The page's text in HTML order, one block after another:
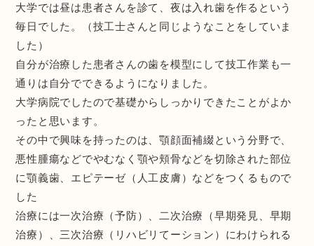
大学では昼は患者さんを診て、夜は入れ歯を作るという
毎日でした。（技工士さんと同じようなことをしていま
した）
自分が治療した患者さんの歯を模型にして技工作業も一
通りは自分でできるようになりました。
大学病院でしたので基礎からしっかりできたことがよか
ったと思います。
その中で興味を持ったのは、顎顔面補綴という分野で、
悪性腫瘍などでやむなく顎や頬骨などを切除された部位
に顎義歯、エピテーゼ（人工皮膚）などをつくるもので
した
治療には一次治療（予防）、二次治療（早期発見、早期
治療）、三次治療（リハビリてーション）にわけられる